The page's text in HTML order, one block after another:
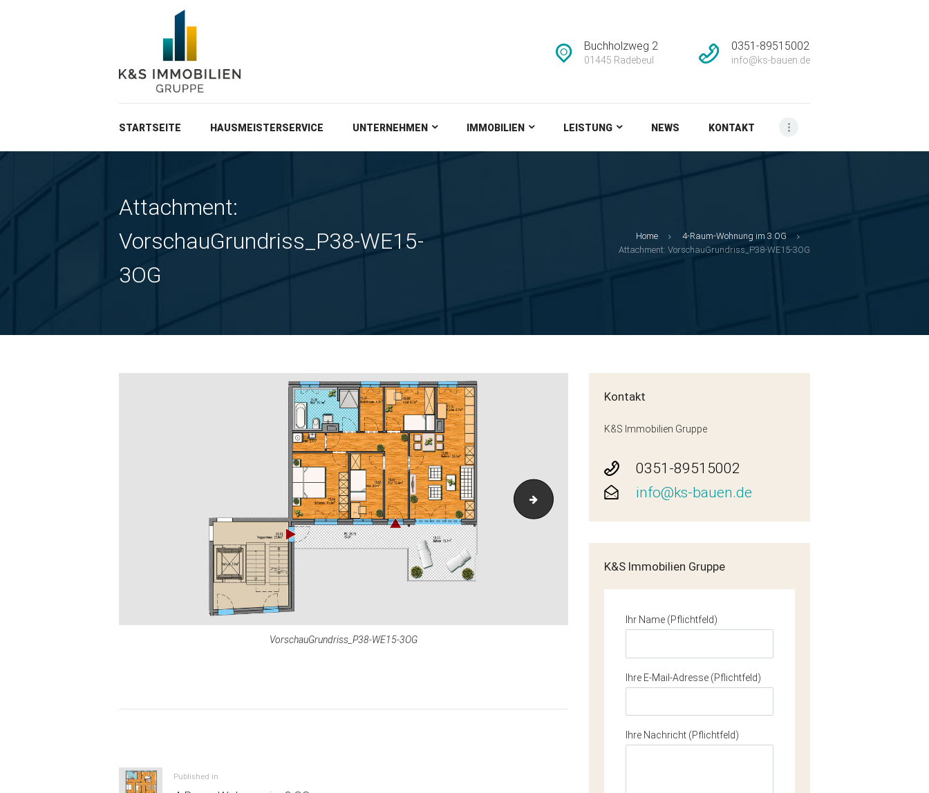
Buchholzweg 2
01445 Radebeul
0351-89515002
info@ks-bauen.de
STARTSEITE HAUSMEISTERSERVICE UNTERNEHMEN IMMOBILIEN LEISTUNG NEWS KONTAKT
Attachment:
VorschauGrundriss_P38-WE15-
3OG
Home
4-Raum-Wohnung im 3.OG
Attachment: VorschauGrundriss_P38-WE15-3OG
KONTAKT
Grundriss_P38-WE15-3OG
VorschauGrundriss_P38-WE15-3OG
Published in
Kontakt
K&S Immobilien Gruppe
0351-89515002
info@ks-bauen.de
K&S Immobilien Gruppe
Ihr Name (Pflichtfeld)
Ihre E-Mail-Adresse (Pflichtfeld)
Ihre Nachricht (Pflichtfeld)